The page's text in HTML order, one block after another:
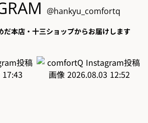
@hankyu_comfortq
だ本店・十三ショップからお届けします